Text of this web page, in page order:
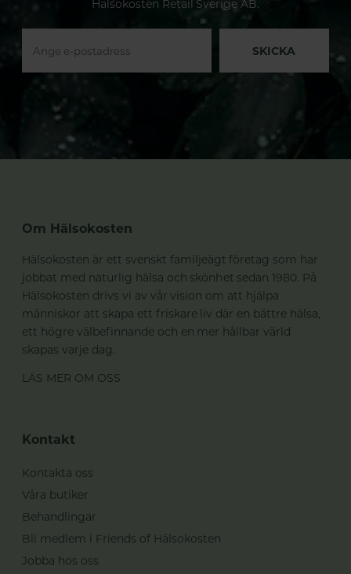
Hälsokosten Retail Sverige AB.
SKICKA
Om Hälsokosten
Hälsokosten är ett svenskt familjeägt företag som har
jobbat med naturlig hälsa och skönhet sedan 1980. På
Hälsokosten drivs vi av vår vision om att hjälpa
människor att skapa ett friskare liv där en bättre hälsa,
ett högre välbefinnande och en mer hållbar värld
skapas varje dag.
LÄS MER OM OSS
Kontakt
Kontakta oss
Våra butiker
Behandlingar
Bli medlem i Friends of Hälsokosten
Jobba hos oss